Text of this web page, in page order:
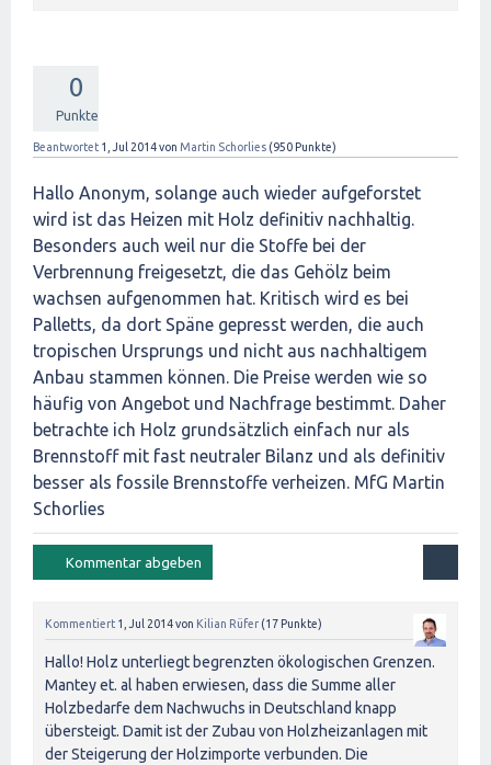
0
Punkte
Beantwortet 1, Jul 2014von Martin Schorlies (950 Punkte)
Hallo Anonym, solange auch wieder aufgeforstet
wird ist das Heizen mit Holz definitiv nachhaltig.
Besonders auch weil nur die Stoffe bei der
Verbrennung freigesetzt, die das Gehölz beim
wachsen aufgenommen hat. Kritisch wird es bei
Palletts, da dort Späne gepresst werden, die auch
tropischen Ursprungs und nicht aus nachhaltigem
Anbau stammen können. Die Preise werden wie so
häufig von Angebot und Nachfrage bestimmt. Daher
betrachte ich Holz grundsätzlich einfach nur als
Brennstoff mit fast neutraler Bilanz und als definitiv
besser als fossile Brennstoffe verheizen. MfG Martin
Schorlies
Kommentiert 1, Jul 2014von Kilian Rüfer (17 Punkte)
Hallo! Holz unterliegt begrenzten ökologischen Grenzen.
Mantey et. al haben erwiesen, dass die Summe aller
Holzbedarfe dem Nachwuchs in Deutschland knapp
übersteigt. Damit ist der Zubau von Holzheizanlagen mit
der Steigerung der Holzimporte verbunden. Die